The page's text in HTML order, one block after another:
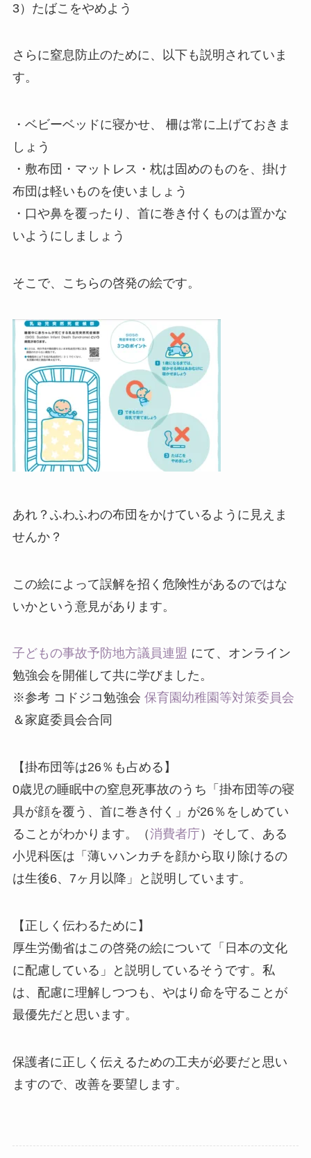
3）たばこをやめよう
さらに窒息防止のために、以下も説明されていま
す。
・ベビーベッドに寝かせ、 柵は常に上げておきま
しょう
・敷布団・マットレス・枕は固めのものを、掛け
布団は軽いものを使いましょう
・口や鼻を覆ったり、首に巻き付くものは置かな
いようにしましょう
そこで、こちらの啓発の絵です。
あれ？ふわふわの布団をかけているように見えま
せんか？
この絵によって誤解を招く危険性があるのではな
いかという意見があります。
子どもの事故予防地方議員連盟 にて、オンライン
勉強会を開催して共に学びました。
※参考 コドジコ勉強会 保育園幼稚園等対策委員会
＆家庭委員会合同
【掛布団等は26％も占める】
0歳児の睡眠中の窒息死事故のうち「掛布団等の寝
具が顔を覆う、首に巻き付く」が26％をしめてい
ることがわかります。（消費者庁 ）そして、ある
小児科医は「薄いハンカチを顔から取り除けるの
は生後6、7ヶ月以降」と説明しています。
【正しく伝わるために】
厚生労働省はこの啓発の絵について「日本の文化
に配慮している」と説明しているそうです。私
は、配慮に理解しつつも、やはり命を守ることが
最優先だと思います。
保護者に正しく伝えるための工夫が必要だと思い
ますので、改善を要望します。